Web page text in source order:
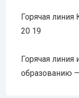
Горячая
20 19
Горячая линия
образованию